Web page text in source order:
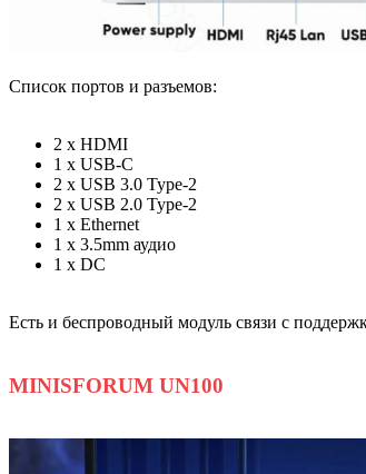
Список портов и разъемов:
2 x HDMI
1 x USB-C
2 x USB 3.0 Type-2
2 x USB 2.0 Type-2
1 x Ethernet
1 x 3.5mm аудио
1 x DC
Есть и беспроводный модуль связи с
MINISFORUM UN100